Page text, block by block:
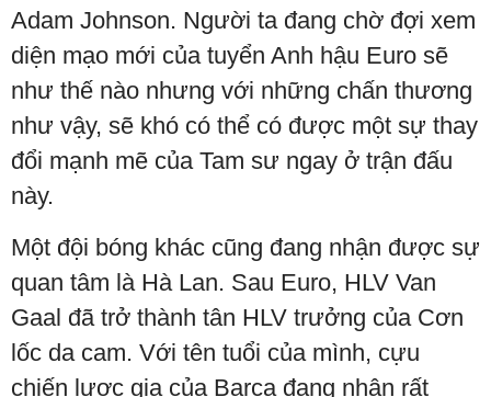
Adam Johnson. Người ta đang chờ đợi xem
diện mạo mới của tuyển Anh hậu Euro sẽ
như thế nào nhưng với những chấn thương
như vậy, sẽ khó có thể có được một sự thay
đổi mạnh mẽ của Tam sư ngay ở trận đấu
này.
Một đội bóng khác cũng đang nhận được sự
quan tâm là Hà Lan. Sau Euro, HLV Van
Gaal đã trở thành tân HLV trưởng của Cơn
lốc da cam. Với tên tuổi của mình, cựu
chiến lược gia của Barca đang nhận rất